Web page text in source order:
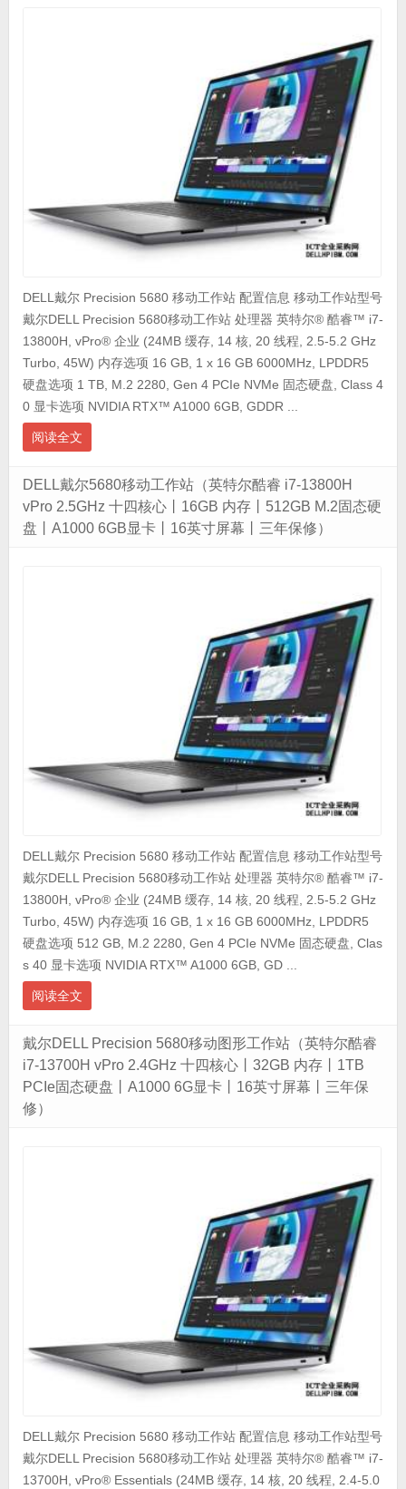
DELL戴尔 Precision 5680 移动工作站 配置信息 移动工作站型号
戴尔DELL Precision 5680移动工作站 处理器 英特尔® 酷睿™ i7-
13800H, vPro® 企业 (24MB 缓存, 14 核, 20 线程, 2.5-5.2 GHz
Turbo, 45W) 内存选项 16 GB, 1 x 16 GB 6000MHz, LPDDR5
硬盘选项 1 TB, M.2 2280, Gen 4 PCIe NVMe 固态硬盘, Class 4
0 显卡选项 NVIDIA RTX™ A1000 6GB, GDDR ...
阅读全文
DELL戴尔5680移动工作站（英特尔酷睿 i7-13800H
vPro 2.5GHz 十四核心丨16GB 内存丨512GB M.2固态硬
盘丨A1000 6GB显卡丨16英寸屏幕丨三年保修）
DELL戴尔 Precision 5680 移动工作站 配置信息 移动工作站型号
戴尔DELL Precision 5680移动工作站 处理器 英特尔® 酷睿™ i7-
13800H, vPro® 企业 (24MB 缓存, 14 核, 20 线程, 2.5-5.2 GHz
Turbo, 45W) 内存选项 16 GB, 1 x 16 GB 6000MHz, LPDDR5
硬盘选项 512 GB, M.2 2280, Gen 4 PCIe NVMe 固态硬盘, Clas
s 40 显卡选项 NVIDIA RTX™ A1000 6GB, GD ...
阅读全文
戴尔DELL Precision 5680移动图形工作站（英特尔酷睿
i7-13700H vPro 2.4GHz 十四核心丨32GB 内存丨1TB
PCIe固态硬盘丨A1000 6G显卡丨16英寸屏幕丨三年保
修）
DELL戴尔 Precision 5680 移动工作站 配置信息 移动工作站型号
戴尔DELL Precision 5680移动工作站 处理器 英特尔® 酷睿™ i7-
13700H, vPro® Essentials (24MB 缓存, 14 核, 20 线程, 2.4-5.0